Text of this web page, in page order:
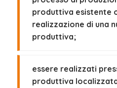
produttiva esistente
realizzazione di una
produttiva;
essere realizzati
produttiva